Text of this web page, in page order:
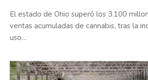
El estado de Ohio superó los 3.100
ventas acumuladas de cannabis, tras la
uso…